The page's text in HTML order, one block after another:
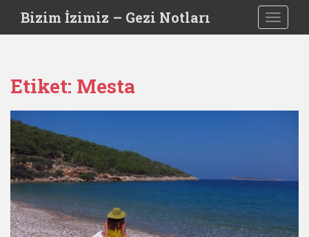
i
Bizim İzimiz – Gezi Notları
Etiket: Mesta